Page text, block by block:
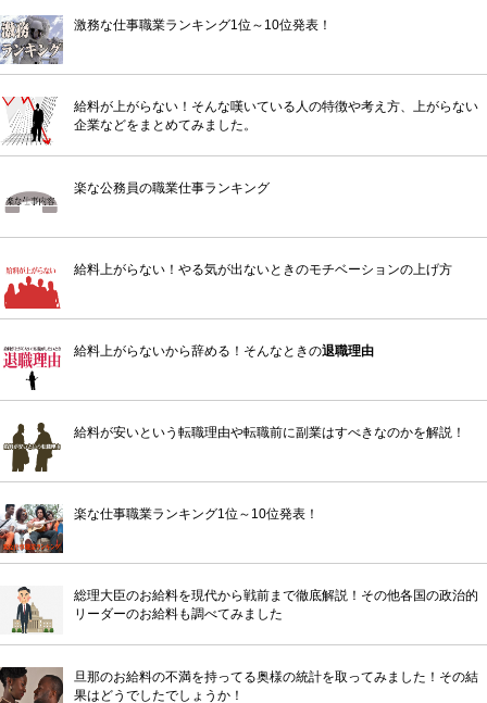
激務な仕事職業ランキング1位～10位発表！
給料が上がらない！そんな嘆いている人の特徴や考え方、上がらない
企業などをまとめてみました。
楽な公務員の職業仕事ランキング
給料上がらない！やる気が出ないときのモチベーションの上げ方
給料上がらないから辞める！そんなときの退職理由
給料が安いという転職理由や転職前に副業はすべきなのかを解説！
楽な仕事職業ランキング1位～10位発表！
総理大臣のお給料を現代から戦前まで徹底解説！その他各国の政治的
リーダーのお給料も調べてみました
旦那のお給料の不満を持ってる奥様の統計を取ってみました！その結
果はどうでしたでしょうか！